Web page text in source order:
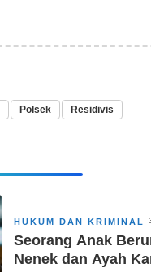
Polsek Residivis
HUKUM DAN KRIMINAL
Seorang Anak
Nenek dan Ayah